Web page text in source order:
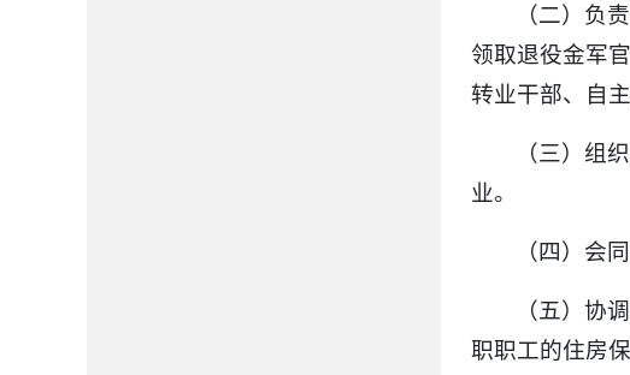
（二）负
领取退役金军
转业干部、自
（三）组
业。
（四）会
（五）协
职职工的住房